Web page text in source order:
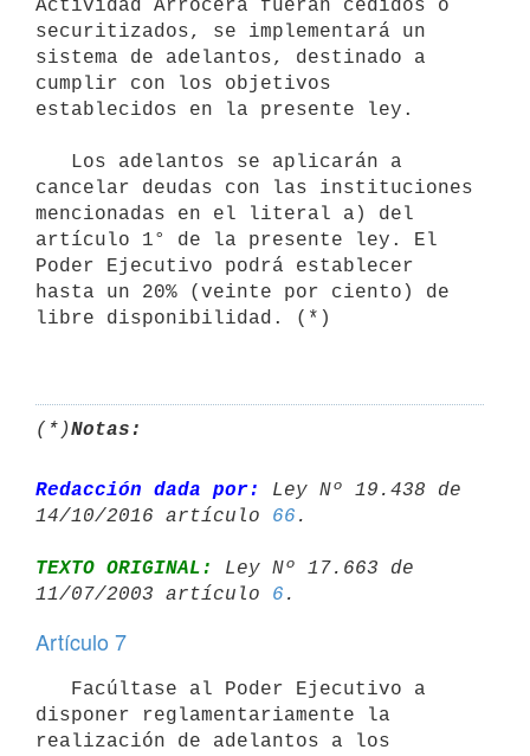
Actividad Arrocera fueran cedidos o
securitizados, se implementará un
sistema de adelantos, destinado a
cumplir con los objetivos
establecidos en la presente ley.
cancelar deudas con las instituciones
mencionadas en el literal a) del
artículo 1° de la presente ley. El
Poder Ejecutivo podrá establecer
hasta un 20% (veinte por ciento) de
libre disponibilidad. (*)
(*)Notas:
Redacción dada por:
Ley Nº 19.438 de
14/10/2016 artículo 66
TEXTO ORIGINAL:
Ley Nº 17.663 de
11/07/2003 artículo 6
Artículo 7
disponer reglamentariamente la
realización de adelantos a los